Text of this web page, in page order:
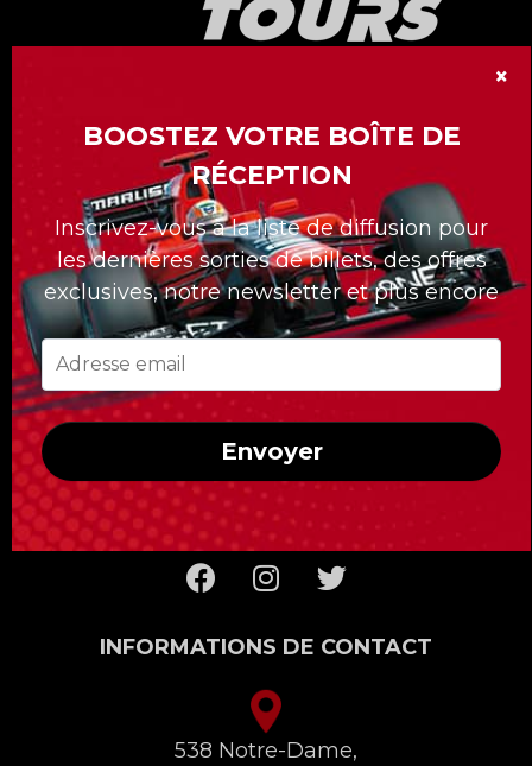
plus de 15 Grand-Prix de Formule 1 à travers
La division Formula Tours compte 30 ans
déjà et nous nous sommes démarqués avec
nos forfaits sur mesures pour nos clients.
Quelle que soit la course à laquelle vous
voulez assister, Formula Tours vous propose
les meilleurs billets disponibles, des hôtels
de première classe, des transferts privés au
circuit et un accès uniquement réservé aux
clients de Formula Tours !
INFORMATIONS DE CONTACT
538 Notre-Dame,
×
BOOSTEZ VOTRE BOÎTE DE
RÉCEPTION
Inscrivez-vous à la liste de diffusion pour
les dernières sorties de billets, des offres
exclusives, notre newsletter et plus encore
Envoyer